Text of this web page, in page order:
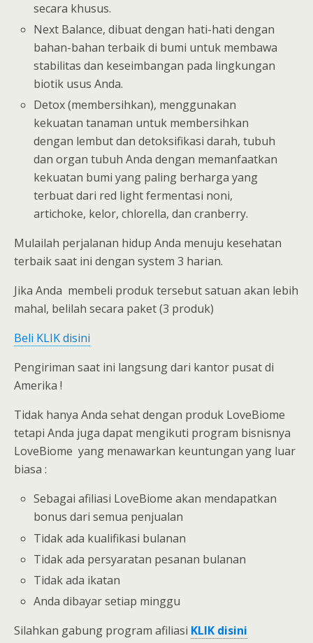
secara khusus.
Next Balance, dibuat dengan hati-hati dengan
bahan-bahan terbaik di bumi untuk membawa
stabilitas dan keseimbangan pada lingkungan
biotik usus Anda.
Detox (membersihkan), menggunakan
kekuatan tanaman untuk membersihkan
dengan lembut dan detoksifikasi darah, tubuh
dan organ tubuh Anda dengan memanfaatkan
kekuatan bumi yang paling berharga yang
terbuat dari red light fermentasi noni,
artichoke, kelor, chlorella, dan cranberry.
Mulailah perjalanan hidup Anda menuju kesehatan
terbaik saat ini dengan system 3 harian.
Jika Anda membeli produk tersebut satuan akan lebih
mahal, belilah secara paket (3 produk)
Beli KLIK disini
Pengiriman saat ini langsung dari kantor pusat di
Amerika !
Tidak hanya Anda sehat dengan produk LoveBiome
tetapi Anda juga dapat mengikuti program bisnisnya
LoveBiome yang menawarkan keuntungan yang luar
biasa :
Sebagai afiliasi LoveBiome akan mendapatkan
bonus dari semua penjualan
Tidak ada kualifikasi bulanan
Tidak ada persyaratan pesanan bulanan
Tidak ada ikatan
Anda dibayar setiap minggu
Silahkan gabung program afiliasi KLIK disini